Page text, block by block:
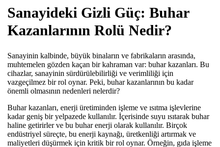
Sanayideki Gizli Güç: Buhar
Kazanlarının Rolü Nedir?
Sanayinin kalbinde, büyük binaların ve fabrikaların arasında,
muhtemelen gözden kaçan bir kahraman var: buhar kazanları. Bu
cihazlar, sanayinin sürdürülebilirliği ve verimliliği için
vazgeçilmez bir rol oynar. Peki, buhar kazanlarının bu kadar
önemli olmasının nedenleri nelerdir?
Buhar kazanları, enerji üretiminden işleme ve ısıtma işlevlerine
kadar geniş bir yelpazede kullanılır. İçerisinde suyu ısıtarak buhar
haline getirirler ve bu buhar enerji olarak kullanılır. Birçok
endüstriyel süreçte, bu enerji kaynağı, üretkenliği artırmak ve
maliyetleri düşürmek için kritik bir rol oynar. Örneğin, gıda işleme